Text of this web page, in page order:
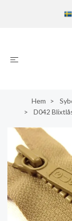
Hem
D042